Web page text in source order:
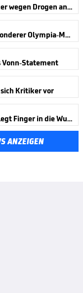
Olympiasieger wegen Drogen angeklagt
Ein ganz besonderer Olympia-Moment
Vonn-Statement
Kritiker vor
Neureuther legt Finger in die Wunde
ANZEIGEN